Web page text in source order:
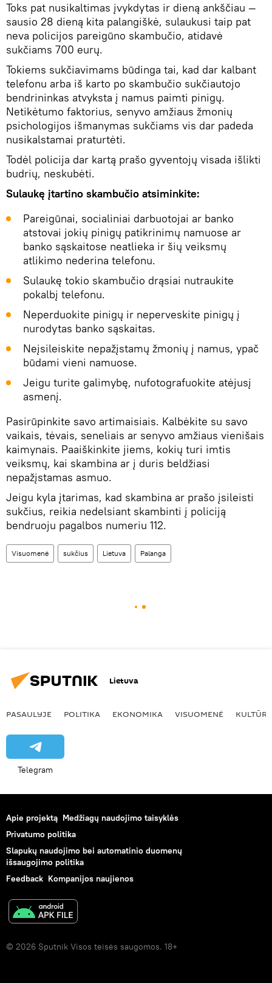
Toks pat nusikaltimas įvykdytas ir dieną ankščiau —
sausio 28 dieną kita palangiškė, sulaukusi taip pat
neva policijos pareigūno skambučio, atidavė
sukčiams 700 eurų.
Tokiems sukčiavimams būdinga tai, kad dar kalbant
telefonu arba iš karto po skambučio sukčiautojo
bendrininkas atvyksta į namus paimti pinigų.
Netikėtumo faktorius, senyvo amžiaus žmonių
psichologijos išmanymas sukčiams vis dar padeda
nusikalstamai praturtėti.
Todėl policija dar kartą prašo gyventojų visada išlikti
budrių, neskubėti.
Sulaukę įtartino skambučio atsiminkite:
Pareigūnai, socialiniai darbuotojai ar banko
atstovai jokių pinigų patikrinimų namuose ar
banko sąskaitose neatlieka ir šių veiksmų
atlikimo nederina telefonu.
Sulaukę tokio skambučio drąsiai nutraukite
pokalbį telefonu.
Neperduokite pinigų ir neperveskite pinigų į
nurodytas banko sąskaitas.
Neįsileiskite nepažįstamų žmonių į namus, ypač
būdami vieni namuose.
Jeigu turite galimybę, nufotografuokite atėjusį
asmenį.
Pasirūpinkite savo artimaisiais. Kalbėkite su savo
vaikais, tėvais, seneliais ar senyvo amžiaus vienišais
kaimynais. Paaiškinkite jiems, kokių turi imtis
veiksmų, kai skambina ar į duris beldžiasi
nepažįstamas asmuo.
Jeigu kyla įtarimas, kad skambina ar prašo įsileisti
sukčius, reikia nedelsiant skambinti į policiją
bendruoju pagalbos numeriu 112.
Visuomenė sukčius Lietuva Palanga
Lietuva
PASAULYJE POLITIKA EKONOMIKA VISUOMENĖ KULTŪRA
Telegram
Apie projektą Medžiagų naudojimo taisyklės
Privatumo politika
Slapukų naudojimo bei automatinio duomenų
išsaugojimo politika
Feedback Kompanijos naujienos
© 2026 Sputnik Visos teisės saugomos. 18+